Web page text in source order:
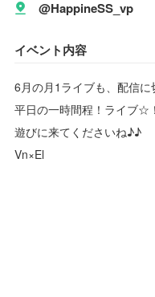
@HappineSS_vp
イベント内容
6月の月1ライブも、配信に
平日の一時間程！ライブ☆！
遊びに来てくださいね♪♪
Vn×El